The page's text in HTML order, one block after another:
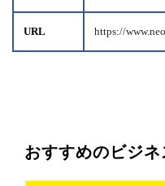
URL https://
おすすめのビジ